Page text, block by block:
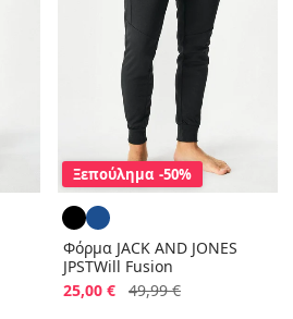
Ξεπούλημα -50%
Φόρμα JACK AND JONES
JPSTWill Fusion
Έκπτωση
25,00 € Αρχική τιμή
49,99 €